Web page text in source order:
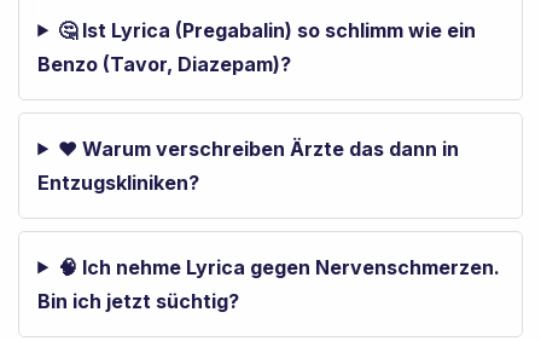
🤔 Ist Lyrica (Pregabalin) so schlimm wie ein
Benzo (Tavor, Diazepam)?
❤️ Warum verschreiben Ärzte das dann in
Entzugskliniken?
🧠 Ich nehme Lyrica gegen Nervenschmerzen.
Bin ich jetzt süchtig?